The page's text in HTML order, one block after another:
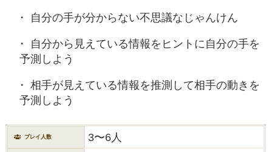
自分の手が分からない不思議なじゃんけん
自分から見えている情報をヒントに自分の手を
予測しよう
相手が見えている情報を推測して相手の動きを
予測しよう
プレイ人数 3〜6人